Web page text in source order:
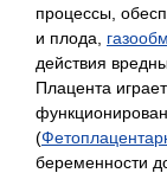
процессы,
и плода,
действия
Плацента
(
беременности